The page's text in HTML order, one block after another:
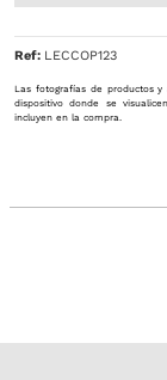
Ref: LECCOP123
Las fotografías de productos y
dispositivo donde se
incluyen en la compra.